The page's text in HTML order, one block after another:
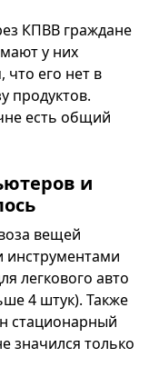
КПВВ граждане
у них
что его нет в
продуктов.
есть общий
и
вещей
инструментами
легкового авто
4 штук). Также
стационарный
значился только